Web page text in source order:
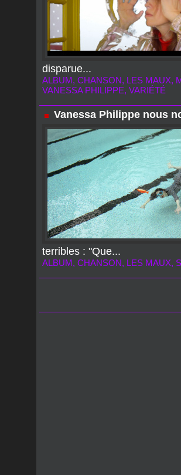
disparue...
ALBUM, CHANSON, LES MAUX,
VANESSA PHILIPPE, VARIÉTÉ
Vanessa Philippe nous
terribles : "Que...
ALBUM, CHANSON, LES MAUX,